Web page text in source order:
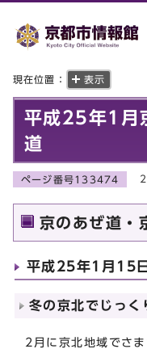
現在位置： 表示
平成25年1月
道
ページ番号133474
京のあぜ道・
平成25年1月15日
冬の京北でじっく
2月に京北地域でさま